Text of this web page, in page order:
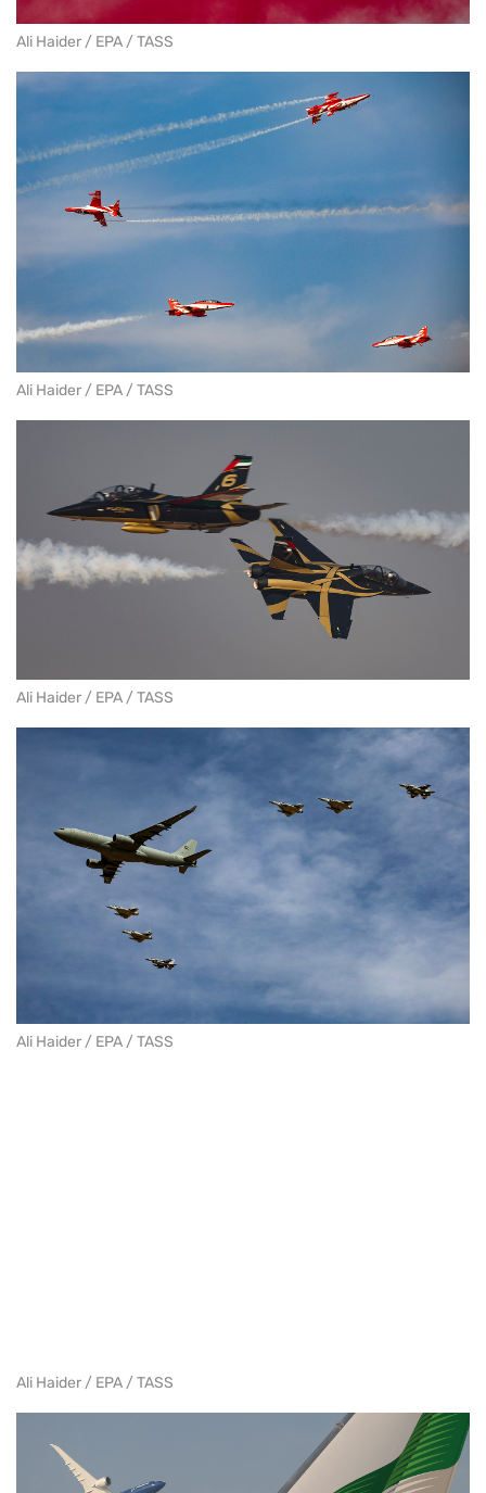
Ali Haider / EPA / TASS
Ali Haider / EPA / TASS
Ali Haider / EPA / TASS
Ali Haider / EPA / TASS
Ali Haider / EPA / TASS